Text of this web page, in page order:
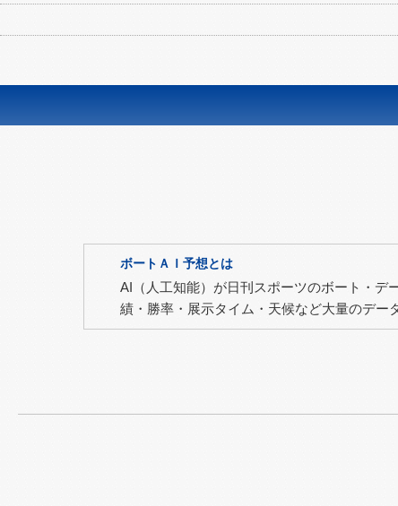
ボートＡＩ予想とは
AI（人工知能）が日刊スポーツのボート・デ
績・勝率・展示タイム・天候など大量のデー